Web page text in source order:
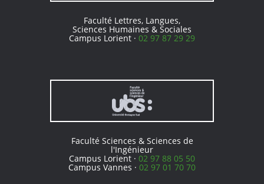
Faculté Lettres, Langues,
Sciences Humaines & Sociales
Campus Lorient · 02 97 87 29 29
Faculté Sciences & Sciences de
l'Ingénieur
Campus Lorient · 02 97 88 05 50
Campus Vannes · 02 97 01 70 70